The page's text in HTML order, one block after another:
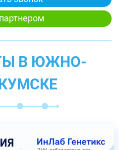
В ЮЖНО-